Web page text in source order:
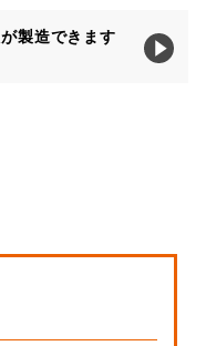
製造できます